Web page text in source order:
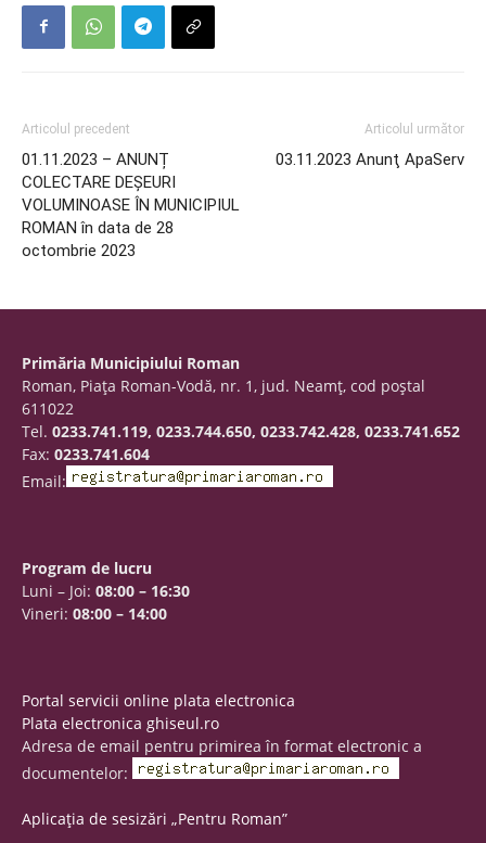
Articolul precedent
01.11.2023 – ANUNȚ
COLECTARE DEȘEURI
VOLUMINOASE ÎN MUNICIPIUL
ROMAN în data de 28
octombrie 2023
Articolul următor
03.11.2023 Anunţ ApaServ
Primăria Municipiului Roman
Roman, Piaţa Roman-Vodă, nr. 1, jud. Neamţ, cod poştal
611022
Tel. 0233.741.119, 0233.744.650, 0233.742.428, 0233.741.652
Fax: 0233.741.604
Email:
Program de lucru
Luni – Joi: 08:00 – 16:30
Vineri: 08:00 – 14:00
Portal servicii online plata electronica
Plata electronica ghiseul.ro
Adresa de email pentru primirea în format electronic a
documentelor:
Aplicația de sesizări „Pentru Roman”